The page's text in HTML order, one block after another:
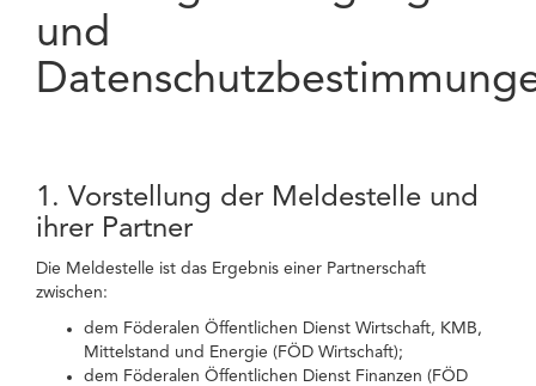
und
1. Vorstellung der Meldestelle und
ihrer Partner
Die Meldestelle ist das Ergebnis einer Partnerschaft
zwischen:
dem Föderalen Öffentlichen Dienst Wirtschaft, KMB,
Mittelstand und Energie (FÖD Wirtschaft);
dem Föderalen Öffentlichen Dienst Finanzen (FÖD